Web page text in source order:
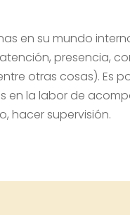
en su mundo
presencia,
otras cosas). Es
en la labor de
hacer supervisión.